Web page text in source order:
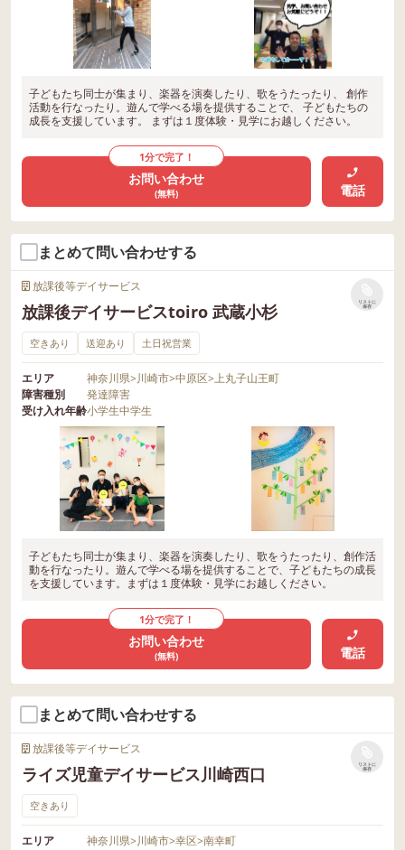
子どもたち同士が集まり、楽器を演奏したり、歌をうたったり、 創作
活動を行なったり。遊んで学べる場を提供することで、 子どもたちの
成長を支援しています。 まずは１度体験・見学にお越しください。
1分で完了！
お問い合わせ
(無料) 電話
まとめて問い合わせする
放課後等デイサービス
放課後デイサービスtoiro 武蔵小杉
リストに
保存
空きあり 送迎あり 土日祝営業
エリア 神奈川県>川崎市>中原区>上丸子山王町
障害種別
発達障害
受け入れ年齢小学生中学生
子どもたち同士が集まり、楽器を演奏したり、歌をうたったり、創作活
動を行なったり。遊んで学べる場を提供することで、子どもたちの成長
を支援しています。まずは１度体験・見学にお越しください。
1分で完了！
お問い合わせ
(無料) 電話
まとめて問い合わせする
放課後等デイサービス
ライズ児童デイサービス川崎西口
リストに
保存
空きあり
エリア 神奈川県>川崎市>幸区>南幸町